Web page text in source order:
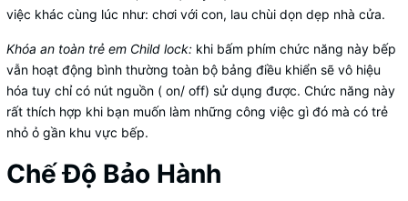
việc khác cùng lúc như: chơi với con, lau chùi dọn dẹp nhà cửa.
Khóa an toàn trẻ em Child lock: khi bấm phím chức năng này bếp
vẫn hoạt động bình thường toàn bộ bảng điều khiển sẽ vô hiệu
hóa tuy chỉ có nút nguồn ( on/ off) sử dụng được. Chức năng này
rất thích hợp khi bạn muốn làm những công việc gì đó mà có trẻ
nhỏ ỏ gần khu vực bếp.
Chế Độ Bảo Hành